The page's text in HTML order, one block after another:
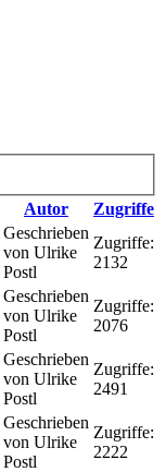
Autor
Zugriffe
Geschrieben
von Ulrike
Postl
Zugriffe:
2132
Geschrieben
von Ulrike
Postl
Zugriffe:
2076
Geschrieben
von Ulrike
Postl
Zugriffe:
2491
Geschrieben
von Ulrike
Postl
Zugriffe:
2222